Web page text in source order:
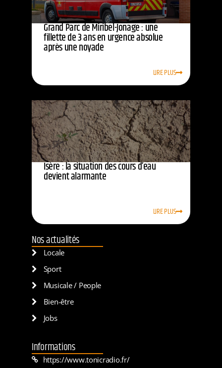
Grand Parc de Miribel-Jonage : une
fillette de 3 ans en urgence absolue
après une noyade
LIRE PLUS
Isère : la situation des cours d’eau
devient alarmante
LIRE PLUS
Nos actualités
Locale
Sport
Musicale / People
Bien-être
Jobs
Informations
https://www.tonicradio.fr/